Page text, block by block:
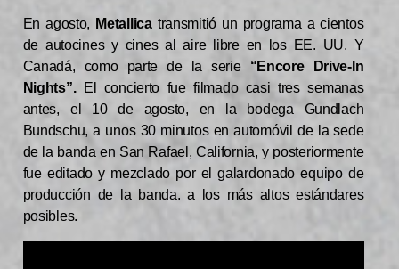
En agosto, Metallica transmitió un programa a cientos
de autocines y cines al aire libre en los EE. UU. Y
Canadá, como parte de la serie “Encore Drive-In
Nights”.El concierto fue filmado casi tres semanas
antes, el 10 de agosto, en la bodega Gundlach
Bundschu, a unos 30 minutos en automóvil de la sede
de la banda en San Rafael, California, y posteriormente
fue editado y mezclado por el galardonado equipo de
producción de la banda. a los más altos estándares
posibles.